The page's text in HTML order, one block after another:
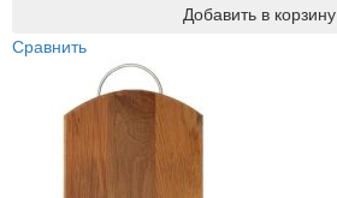
Добавить в корзину
Сравнить